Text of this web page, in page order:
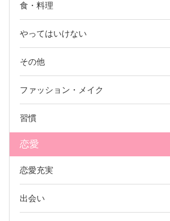
食・料理
やってはいけない
その他
ファッション・メイク
習慣
恋愛
恋愛充実
出会い